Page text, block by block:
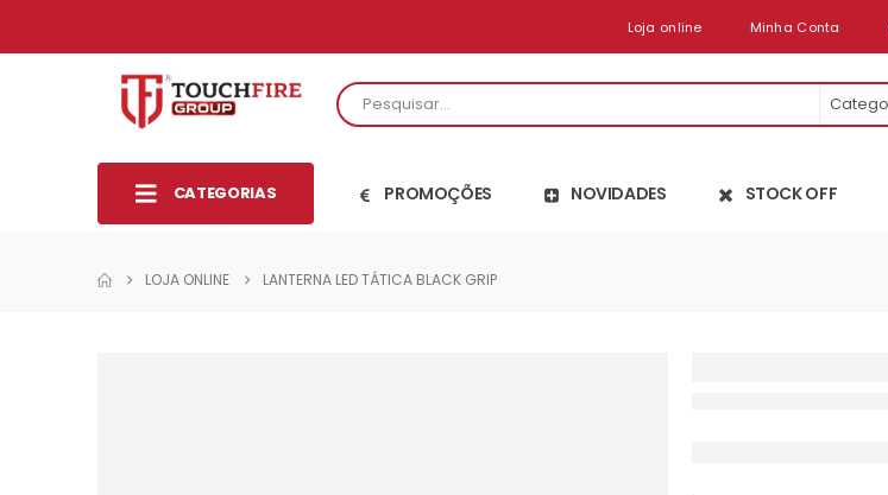
Loja online Minha Conta
CATEGORIAS PROMOÇÕES NOVIDADES STOCK OFF
LOJA ONLINE LANTERNA LED TÁTICA BLACK GRIP